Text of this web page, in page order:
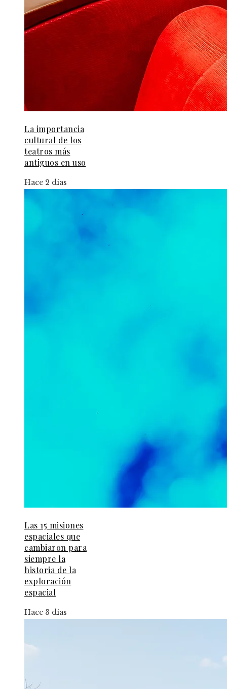
La importancia
cultural de los
teatros más
antiguos en uso
Hace 2 días
Las 15 misiones
espaciales que
cambiaron para
siempre la
historia de la
exploración
espacial
Hace 3 días